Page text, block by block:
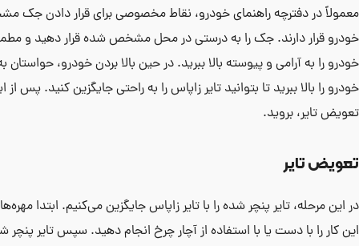
معمولاً در دفترچه راهنمای خودرو، نقاط مخصوصی برای قرار دادن
خودرو قرار دارند. جک را به درستی در محل مشخص شده قرار دهید و
خودرو را به آرامی و پیوسته بالا ببرید. در حین بالا بردن خودرو،
خودرو را بالا ببرید تا بتوانید تایر زاپاس را به راحتی جایگزین کنید. پس
تعویض تایر، بروید.
تعویض تایر
در این مرحله، تایر پنچر شده را با تایر زاپاس جایگزین می‌کنیم. ابتدا
این کار را با دست یا با استفاده از آچار چرخ انجام دهید. سپس تایر پنچر